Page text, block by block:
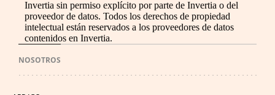
Invertia sin permiso explícito por parte de Invertia o del
proveedor de datos. Todos los derechos de propiedad
intelectual están reservados a los proveedores de datos
contenidos en Invertia.
NOSOTROS